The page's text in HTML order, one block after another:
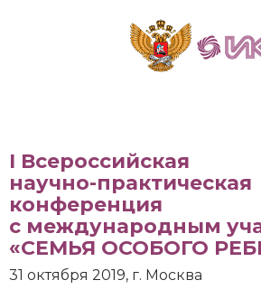
I Всероссийская
научно-практическая
конференция
с международным
«СЕМЬЯ ОСОБОГО
31 октября 2019, г. Москва